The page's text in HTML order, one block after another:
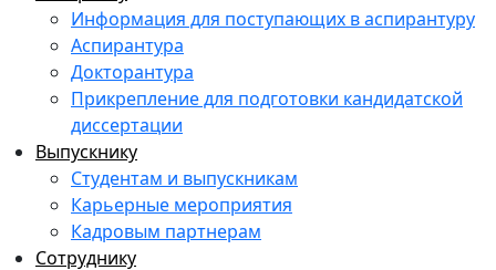
Информация для поступающих в аспирантуру
Аспирантура
Докторантура
Прикрепление для подготовки кандидатской
диссертации
Выпускнику
Студентам и выпускникам
Карьерные мероприятия
Кадровым партнерам
Сотруднику